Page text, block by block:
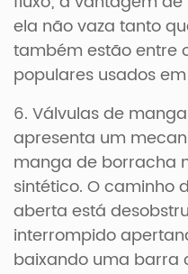
ela não vaza tanto
também estão entre
populares usados
6. Válvulas de
apresenta um
manga de borracha
sintético. O caminho
aberta está
interrompido
baixando uma barra